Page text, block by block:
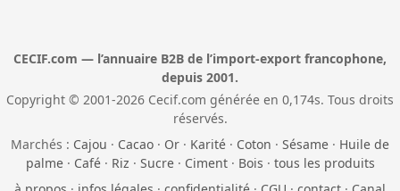
CECIF.com — l’annuaire B2B de l’import-export francophone,
depuis 2001.
Copyright © 2001-2026 Cecif.com générée en 0,174s. Tous droits
réservés.
Marchés : Cajou · Cacao · Or · Karité · Coton · Sésame · Huile de
palme· Café· Riz · Sucre· Ciment· Bois · tous les produits